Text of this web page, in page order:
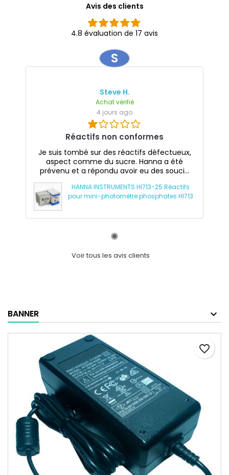
Avis des clients
4.8 évaluation de 17 avis
S
Steve H.
Achat vérifié
4 jours ago
Réactifs non conformes
Je suis tombé sur des réactifs défectueux,
aspect comme du sucre. Hanna a été
prévenu et a répondu avoir eu des souci...
HANNA INSTRUMENTS HI713-25 Réactifs
pour mini-photomètre phosphates HI713
Voir tous les avis clients
BANNER
favorite_border